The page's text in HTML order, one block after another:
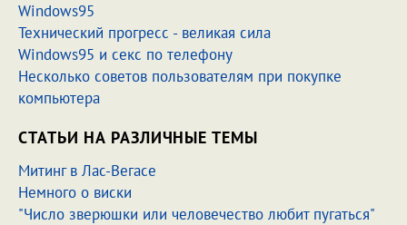
Windows95
Технический прогресс - великая сила
Windows95 и секс по телефону
Несколько советов пользователям при покупке
компьютера
СТАТЬИ НА РАЗЛИЧНЫЕ ТЕМЫ
Митинг в Лас-Вегасе
Немного о виски
"Число зверюшки или человечество любит пугаться"